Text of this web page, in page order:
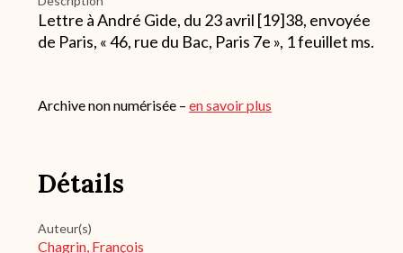
Lettre à André Gide, du 23 avril [19]38, envoyée
de Paris, « 46, rue du Bac, Paris 7e », 1 feuillet ms.
Archive non numérisée – en savoir plus
Détails
Auteur(s)
Chagrin, François